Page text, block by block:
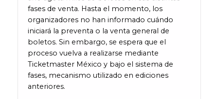
fases de venta. Hasta el momento, los
organizadores no han informado cuándo
iniciará la preventa o la venta general de
boletos. Sin embargo, se espera que el
proceso vuelva a realizarse mediante
Ticketmaster México y bajo el sistema de
fases, mecanismo utilizado en ediciones
anteriores.